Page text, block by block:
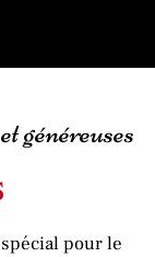
généreuses
pour le